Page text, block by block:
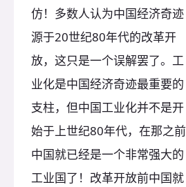
仿！多数人认为中国经济奇迹
源于20世纪80年代的改革开
放，这只是一个误解罢了。工
业化是中国经济奇迹最重要的
支柱，但中国工业化并不是开
始于上世纪80年代，在那之前
中国就已经是一个非常强大的
工业国了！改革开放前中国就